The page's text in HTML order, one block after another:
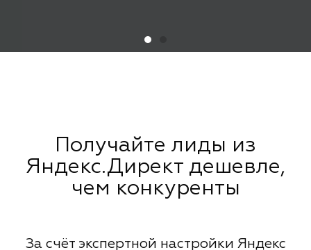
Получайте лиды из
Яндекс.Директ дешевле,
чем конкуренты
За счёт экспертной настройки Яндекс